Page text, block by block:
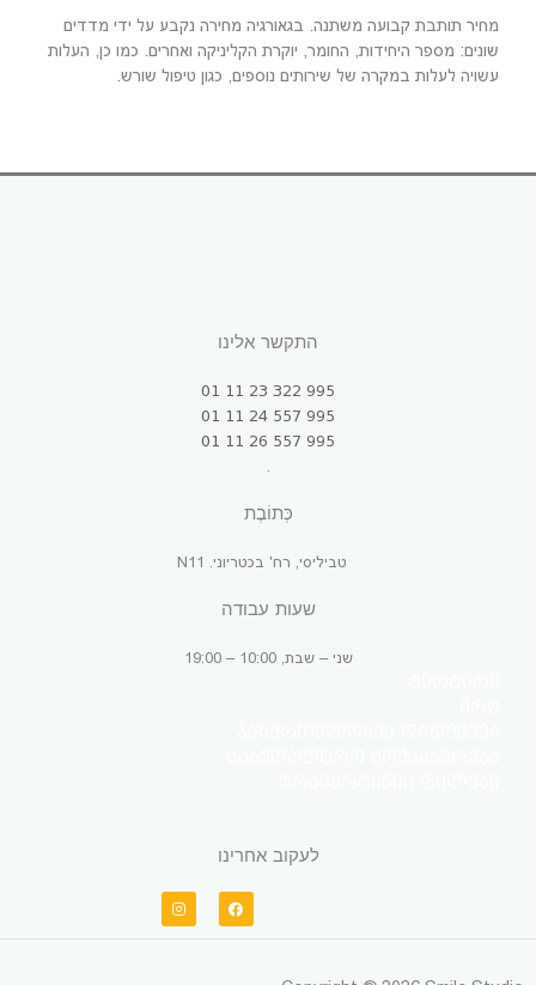
מחיר תותבת קבועה משתנה. בגאורגיה מחירה נקבע על ידי מדדים
שונים: מספר היחידות, החומר, יוקרת הקליניקה ואחרים. כמו כן, העלות
עשויה לעלות במקרה של שירותים נוספים, כגון טיפול שורש.
התקשר אלינו
995 322 23 11 01
995 557 24 11 01
995 557 26 11 01
.
כְּתוֹבֶת
טביליסי, רח' בכטריוני. N11
שעות עבודה
שני – שבת, 10:00 – 19:00
לעקוב אחרינו